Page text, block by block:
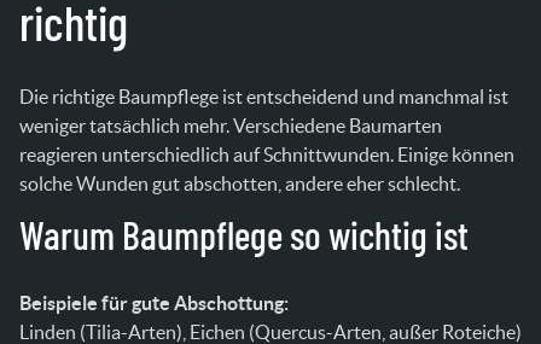
richtig
Die richtige Baumpflege ist entscheidend und manchmal ist
weniger tatsächlich mehr. Verschiedene Baumarten
reagieren unterschiedlich auf Schnittwunden. Einige können
solche Wunden gut abschotten, andere eher schlecht.
Warum Baumpflege so wichtig ist
Beispiele für gute Abschottung:
Linden (Tilia-Arten), Eichen (Quercus-Arten, außer Roteiche)